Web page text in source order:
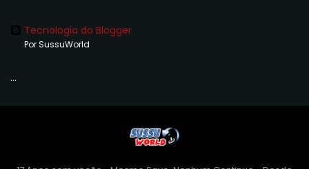
Tecnologia do Blogger
Por SussuWorld
...